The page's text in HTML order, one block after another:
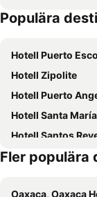
Populära
Hotell Puerto
Hotell Zipolite
Hotell Puerto
Hotell Santa
Hotell Santos
Fler populära
Oaxaca, Oaxaca